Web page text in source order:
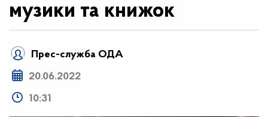
музики та книжок
Прес-служба ОДА
20.06.2022
10:31